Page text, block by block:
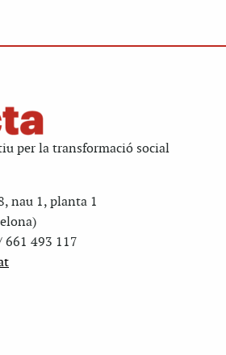
per la transformació social
nau 1, planta 1
661 493 117